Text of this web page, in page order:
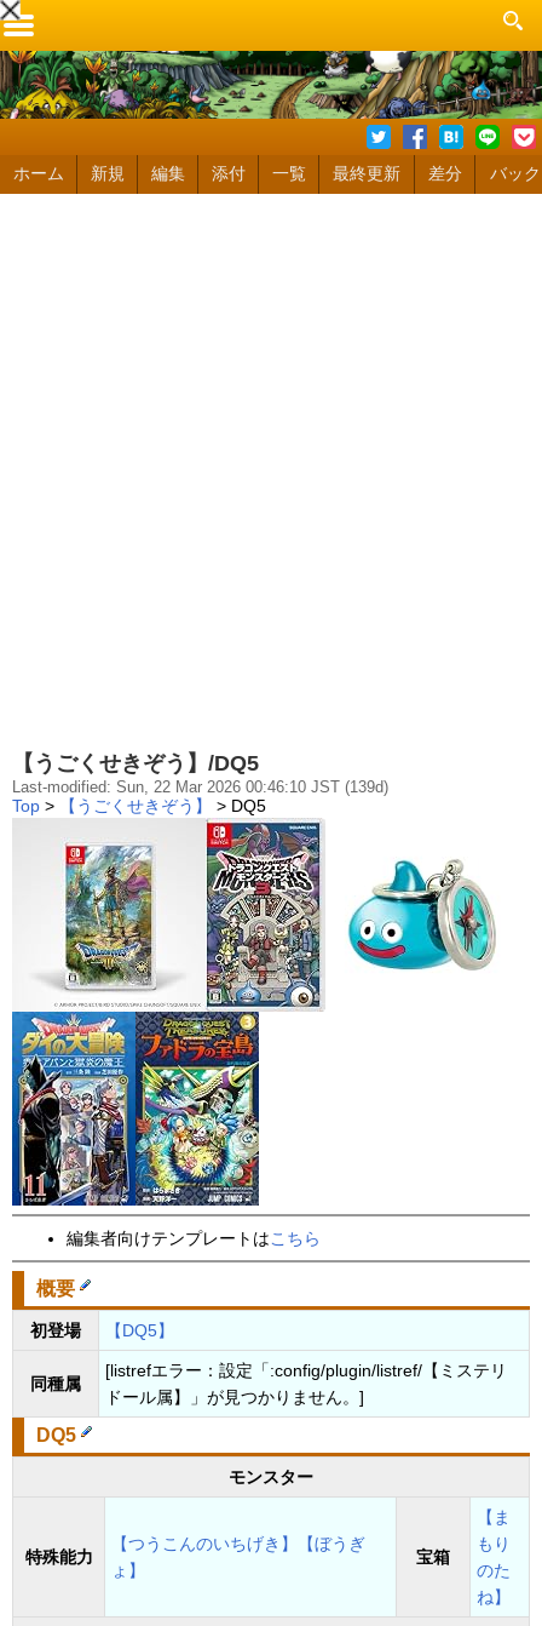
ホーム 新規 編集 添付 一覧 最終更新 差分 バッ
【うごくせきぞう】/DQ5
Last-modified: Sun, 22 Mar 2026 00:46:10 JST (139d)
Top > 【うごくせきぞう】 > DQ5
編集者向けテンプレートはこちら
概要
初登場 【DQ5】
同種属
[listrefエラー：設定「:config/plugin/listref/【ミステリ
ドール属】」が見つかりません。]
DQ5
モンスター
特殊能力
【つうこんのいちげき】
【ぼうぎ
ょ】
宝箱
【ま
もり
のた
ね】